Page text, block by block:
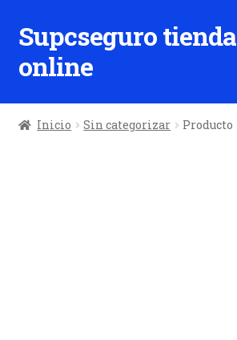
Ir
a
la
Ir
al
contenido
Supcseguro tienda
online
Inicio Sin categorizar Producto